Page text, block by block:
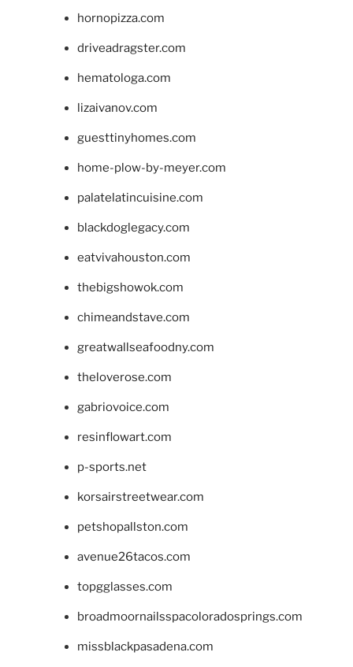
hornopizza.com
driveadragster.com
hematologa.com
lizaivanov.com
guesttinyhomes.com
home-plow-by-meyer.com
palatelatincuisine.com
blackdoglegacy.com
eatvivahouston.com
thebigshowok.com
chimeandstave.com
greatwallseafoodny.com
theloverose.com
gabriovoice.com
resinflowart.com
p-sports.net
korsairstreetwear.com
petshopallston.com
avenue26tacos.com
topgglasses.com
broadmoornailsspacoloradosprings.com
missblackpasadena.com